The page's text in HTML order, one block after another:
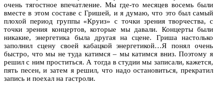
очень тягостное впечатление. Мы где-то месяцев восемь были
вместе в этом составе с Гришей, и я думаю, что это был самый
плохой период группы «Круиз» с точки зрения творчества, с
точки зрения концертов, которые мы давали. Концерты были
никакие, энергетика была другая на сцене. Гриша настолько
заполнил сцену своей кабацкой энергетикой…Я понял очень
быстро, что мы не туда катимся – мы катимся вниз. Поэтому я
решил с ним проститься. А тогда в студии мы записали, кажется,
пять песен, и затем я решил, что надо остановиться, прекратил
запись и поехал на гастроли.